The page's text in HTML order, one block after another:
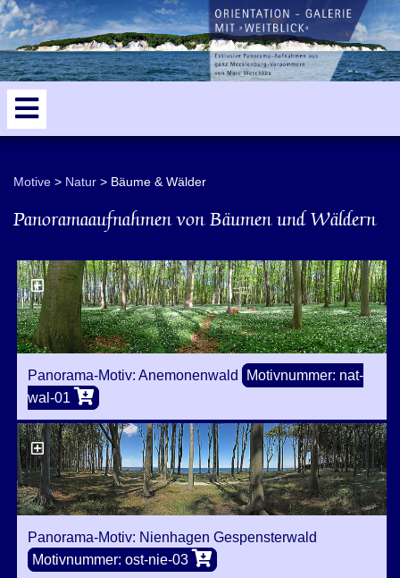
Motive Natur Bäume & Wälder
Panoramaaufnahmen von Bäumen und Wäldern
Panorama-Motiv: Anemonenwald
Motivnummer: nat-
wal-01
Panorama-Motiv: Nienhagen Gespensterwald
Motivnummer: ost-nie-03